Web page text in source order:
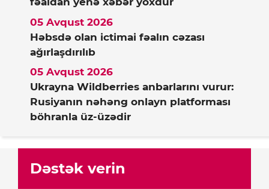
Həbsdə olan ictimai fəalın cəzası
ağırlaşdırılıb
05 Avqust 2026
Ukrayna Wildberries anbarlarını vurur:
Rusiyanın nəhəng onlayn platforması
böhranla üz-üzədir
05 Avqust 2026
Dəstək verin